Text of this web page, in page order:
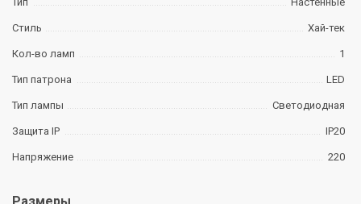
Стиль Хай-тек
Кол-во ламп 1
Тип патрона LED
Тип лампы Светодиодная
Защита IP IP20
Напряжение 220